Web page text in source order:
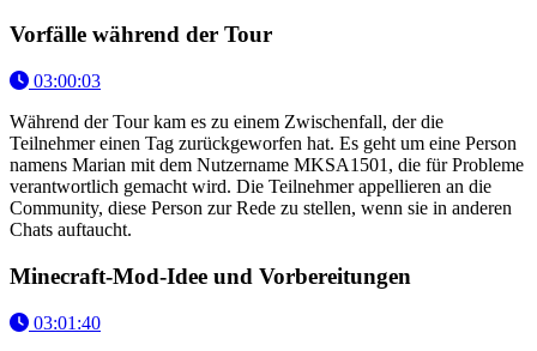
Vorfälle während der Tour
03:00:03
Während der Tour kam es zu einem Zwischenfall, der die
Teilnehmer einen Tag zurückgeworfen hat. Es geht um eine Person
namens Marian mit dem Nutzername MKSA1501, die für Probleme
verantwortlich gemacht wird. Die Teilnehmer appellieren an die
Community, diese Person zur Rede zu stellen, wenn sie in anderen
Chats auftaucht.
Minecraft-Mod-Idee und Vorbereitungen
03:01:40